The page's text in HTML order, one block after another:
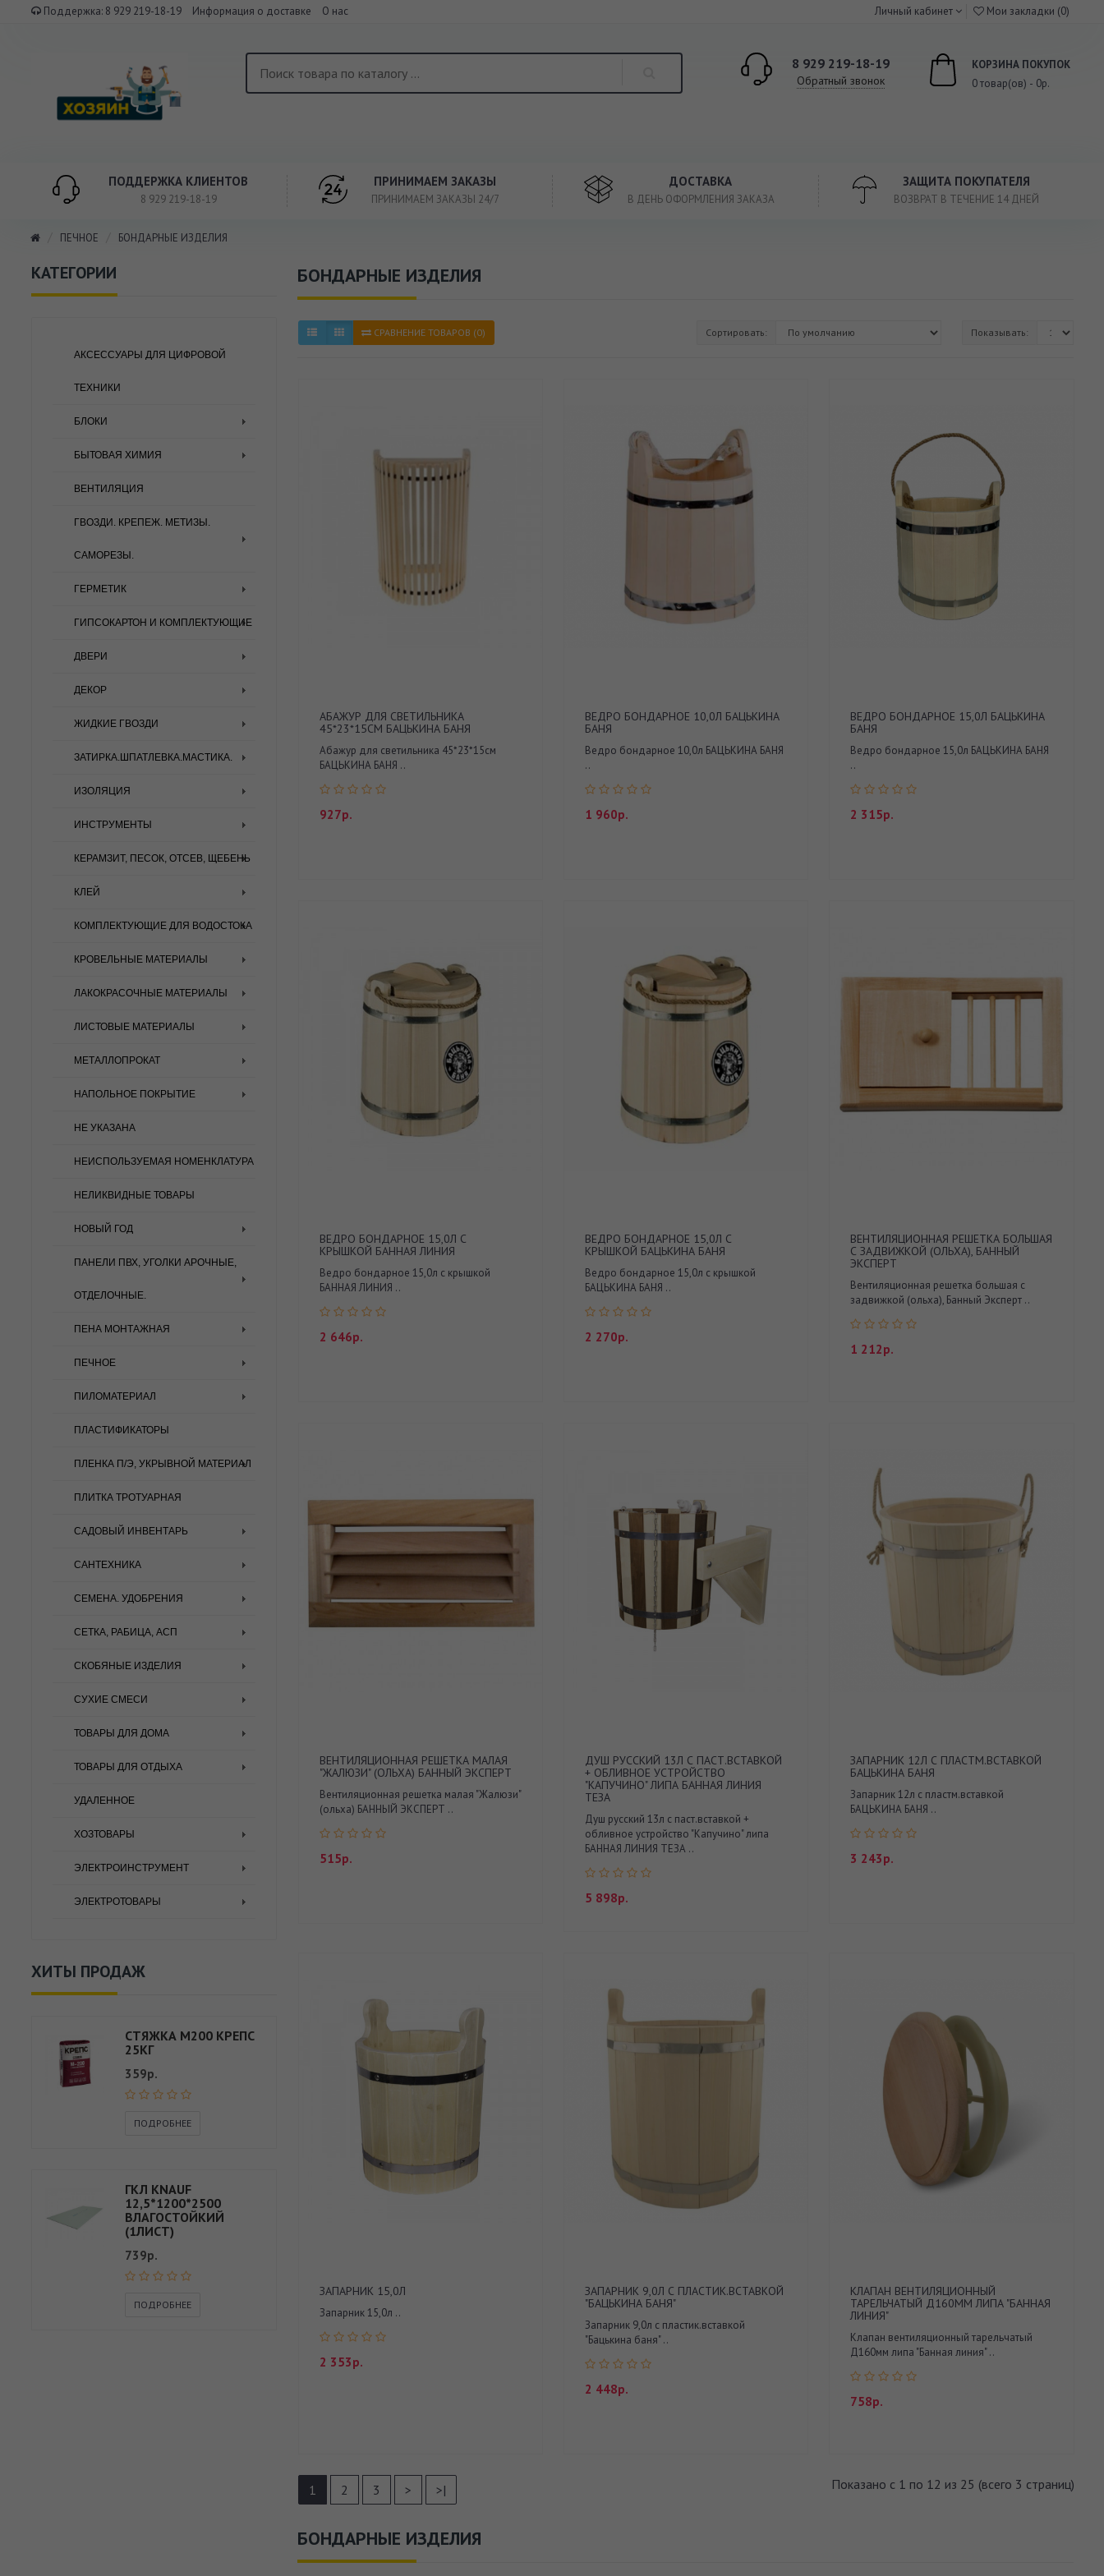
Поддержка: 8 929 219-18-19 Информация о доставке О нас Личный кабинет Мои закладки (0)
8 929 219-18-19
Обратный звонок
КОРЗИНА ПОКУПОК
0 товар(ов) - 0р.
ПОДДЕРЖКА КЛИЕНТОВ
8 929 219-18-19
ПРИНИМАЕМ ЗАКАЗЫ
ПРИНИМАЕМ ЗАКАЗЫ 24/7
ДОСТАВКА
В ДЕНЬ ОФОРМЛЕНИЯ ЗАКАЗА
ЗАЩИТА ПОКУПАТЕЛЯ
ВОЗВРАТ В ТЕЧЕНИЕ 14 ДНЕЙ
ПЕЧНОЕ БОНДАРНЫЕ ИЗДЕЛИЯ
КАТЕГОРИИ
АКСЕССУАРЫ ДЛЯ ЦИФРОВОЙ
ТЕХНИКИ
БЛОКИ
БЫТОВАЯ ХИМИЯ
ВЕНТИЛЯЦИЯ
ГВОЗДИ. КРЕПЕЖ. МЕТИЗЫ.
САМОРЕЗЫ.
ГЕРМЕТИК
ГИПСОКАРТОН И КОМПЛЕКТУЮЩИЕ
ДВЕРИ
ДЕКОР
ЖИДКИЕ ГВОЗДИ
ЗАТИРКА.ШПАТЛЕВКА.МАСТИКА.
ИЗОЛЯЦИЯ
ИНСТРУМЕНТЫ
КЕРАМЗИТ, ПЕСОК, ОТСЕВ, ЩЕБЕНЬ
КЛЕЙ
КОМПЛЕКТУЮЩИЕ ДЛЯ ВОДОСТОКА
КРОВЕЛЬНЫЕ МАТЕРИАЛЫ
ЛАКОКРАСОЧНЫЕ МАТЕРИАЛЫ
ЛИСТОВЫЕ МАТЕРИАЛЫ
МЕТАЛЛОПРОКАТ
НАПОЛЬНОЕ ПОКРЫТИЕ
НЕ УКАЗАНА
НЕИСПОЛЬЗУЕМАЯ НОМЕНКЛАТУРА
НЕЛИКВИДНЫЕ ТОВАРЫ
НОВЫЙ ГОД
ПАНЕЛИ ПВХ, УГОЛКИ АРОЧНЫЕ,
ОТДЕЛОЧНЫЕ.
ПЕНА МОНТАЖНАЯ
ПЕЧНОЕ
ПИЛОМАТЕРИАЛ
ПЛАСТИФИКАТОРЫ
ПЛЕНКА П/Э, УКРЫВНОЙ МАТЕРИАЛ
ПЛИТКА ТРОТУАРНАЯ
САДОВЫЙ ИНВЕНТАРЬ
САНТЕХНИКА
СЕМЕНА. УДОБРЕНИЯ
СЕТКА, РАБИЦА, АСП
СКОБЯНЫЕ ИЗДЕЛИЯ
СУХИЕ СМЕСИ
ТОВАРЫ ДЛЯ ДОМА
ТОВАРЫ ДЛЯ ОТДЫХА
УДАЛЕННОЕ
ХОЗТОВАРЫ
ЭЛЕКТРОИНСТРУМЕНТ
ЭЛЕКТРОТОВАРЫ
ХИТЫ ПРОДАЖ
СТЯЖКА М200 КРЕПС
25КГ
359р.
ПОДРОБНЕЕ
ГКЛ KNAUF
12,5*1200*2500
ВЛАГОСТОЙКИЙ
(1ЛИСТ)
739р.
ПОДРОБНЕЕ
БОНДАРНЫЕ ИЗДЕЛИЯ
СРАВНЕНИЕ ТОВАРОВ (0) Сортировать: Показывать:
АБАЖУР ДЛЯ СВЕТИЛЬНИКА
45*23*15СМ БАЦЬКИНА БАНЯ
Абажур для светильника 45*23*15см
БАЦЬКИНА БАНЯ ..
927р.
ВЕДРО БОНДАРНОЕ 10,0Л БАЦЬКИНА
БАНЯ
Ведро бондарное 10,0л БАЦЬКИНА БАНЯ
..
1 960р.
ВЕДРО БОНДАРНОЕ 15,0Л БАЦЬКИНА
БАНЯ
Ведро бондарное 15,0л БАЦЬКИНА БАНЯ
..
2 315р.
ВЕДРО БОНДАРНОЕ 15,0Л С
КРЫШКОЙ БАННАЯ ЛИНИЯ
Ведро бондарное 15,0л с крышкой
БАННАЯ ЛИНИЯ ..
2 646р.
ВЕДРО БОНДАРНОЕ 15,0Л С
КРЫШКОЙ БАЦЬКИНА БАНЯ
Ведро бондарное 15,0л с крышкой
БАЦЬКИНА БАНЯ ..
2 270р.
ВЕНТИЛЯЦИОННАЯ РЕШЕТКА БОЛЬШАЯ
С ЗАДВИЖКОЙ (ОЛЬХА), БАННЫЙ
ЭКСПЕРТ
Вентиляционная решетка большая с
задвижкой (ольха), Банный Эксперт ..
1 212р.
ВЕНТИЛЯЦИОННАЯ РЕШЕТКА МАЛАЯ
"ЖАЛЮЗИ" (ОЛЬХА) БАННЫЙ ЭКСПЕРТ
Вентиляционная решетка малая "Жалюзи"
(ольха) БАННЫЙ ЭКСПЕРТ ..
515р.
ДУШ РУССКИЙ 13Л С ПАСТ.ВСТАВКОЙ
+ ОБЛИВНОЕ УСТРОЙСТВО
"КАПУЧИНО" ЛИПА БАННАЯ ЛИНИЯ
ТЕЗА
Душ русский 13л с паст.вставкой +
обливное устройство "Капучино" липа
БАННАЯ ЛИНИЯ ТЕЗА ..
5 898р.
ЗАПАРНИК 12Л С ПЛАСТМ.ВСТАВКОЙ
БАЦЬКИНА БАНЯ
Запарник 12л с пластм.вставкой
БАЦЬКИНА БАНЯ ..
3 243р.
ЗАПАРНИК 15,0Л
Запарник 15,0л ..
2 353р.
ЗАПАРНИК 9,0Л С ПЛАСТИК.ВСТАВКОЙ
"БАЦЬКИНА БАНЯ"
Запарник 9,0л с пластик.вставкой
"Бацькина баня" ..
2 448р.
КЛАПАН ВЕНТИЛЯЦИОННЫЙ
ТАРЕЛЬЧАТЫЙ Д160ММ ЛИПА "БАННАЯ
ЛИНИЯ"
Клапан вентиляционный тарельчатый
Д160мм липа "Банная линия" ..
758р.
1 2 3 > >| Показано с 1 по 12 из 25 (всего 3 страниц)
БОНДАРНЫЕ ИЗДЕЛИЯ